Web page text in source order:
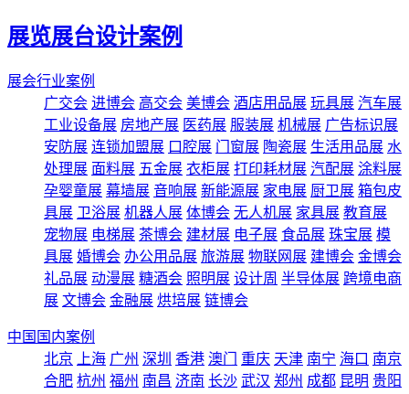
展览展台设计案例
展会行业案例
广交会 进博会 高交会 美博会 酒店用品展 玩具展 汽车展
工业设备展 房地产展 医药展 服装展 机械展 广告标识展
安防展 连锁加盟展 口腔展 门窗展 陶瓷展 生活用品展 水
处理展 面料展 五金展 衣柜展 打印耗材展 汽配展 涂料展
孕婴童展 幕墙展 音响展 新能源展 家电展 厨卫展 箱包皮
具展 卫浴展 机器人展 体博会 无人机展 家具展 教育展
宠物展 电梯展 茶博会 建材展 电子展 食品展 珠宝展 模
具展 婚博会 办公用品展 旅游展 物联网展 建博会 金博会
礼品展 动漫展 糖酒会 照明展 设计周 半导体展 跨境电商
展 文博会 金融展 烘培展 链博会
中国国内案例
北京
上海 广州 深圳 香港 澳门 重庆 天津 南宁 海口 南京
合肥 杭州 福州 南昌 济南 长沙 武汉 郑州 成都 昆明 贵阳